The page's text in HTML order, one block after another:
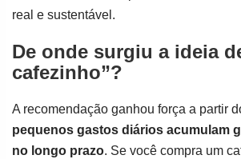
real e sustentável.
De onde surgiu a ideia
cafezinho”?
A recomendação ganhou força a partir
pequenos gastos diários acumulam
no longo prazo. Se você compra um